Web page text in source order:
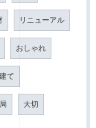
リニューアル
おしゃれ
て
大切